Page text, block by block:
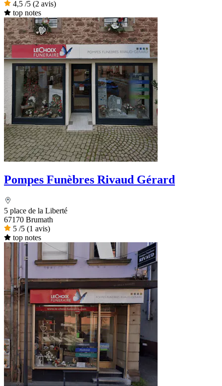
4,5 /5 (2 avis)
top notes
Pompes Funèbres Rivaud Gérard
5 place de la Liberté
67170 Brumath
5 /5 (1 avis)
top notes